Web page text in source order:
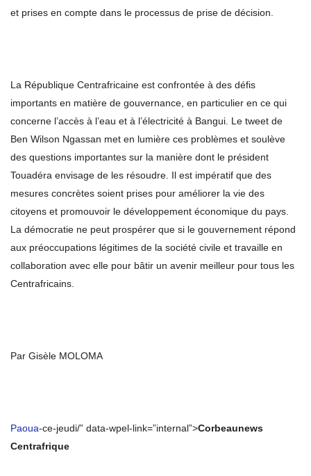
et prises en compte dans le processus de prise de décision.
La République Centrafricaine est confrontée à des défis
importants en matière de gouvernance, en particulier en ce qui
concerne l’accès à l’eau et à l’électricité à Bangui. Le tweet de
Ben Wilson Ngassan met en lumière ces problèmes et soulève
des questions importantes sur la manière dont le président
Touadéra envisage de les résoudre. Il est impératif que des
mesures concrètes soient prises pour améliorer la vie des
citoyens et promouvoir le développement économique du pays.
La démocratie ne peut prospérer que si le gouvernement répond
aux préoccupations légitimes de la société civile et travaille en
collaboration avec elle pour bâtir un avenir meilleur pour tous les
Centrafricains.
Par Gisèle MOLOMA
Paoua-ce-jeudi/” data-wpel-link=”internal”>Corbeaunews
Centrafrique